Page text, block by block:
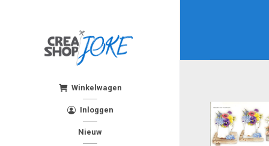
Winkelwagen
Inloggen
Nieuw